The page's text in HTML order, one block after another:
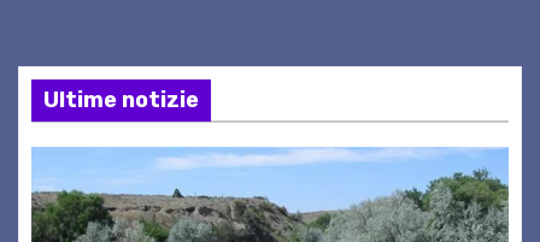
Ultime notizie